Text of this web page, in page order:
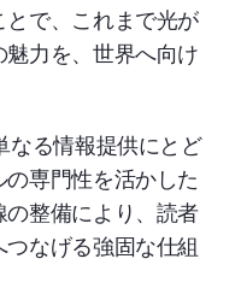
で、これまで光が
力を、世界へ向け
なる情報提供にとど
専門性を活かした
整備により、読者
なげる強固な仕組